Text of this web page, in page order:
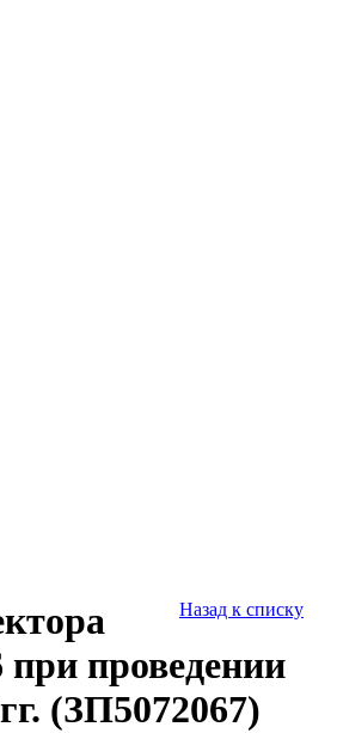
Назад к списку
при проведении
(ЗП5072067)